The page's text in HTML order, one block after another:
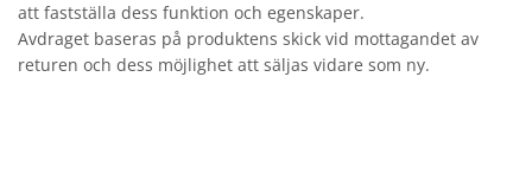
att fastställa dess funktion och egenskaper.
Avdraget baseras på produktens skick vid mottagandet av
returen och dess möjlighet att säljas vidare som ny.